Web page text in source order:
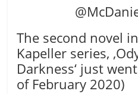
The second novel
Kapeller series,
Darkness‘ just
of February 2020)